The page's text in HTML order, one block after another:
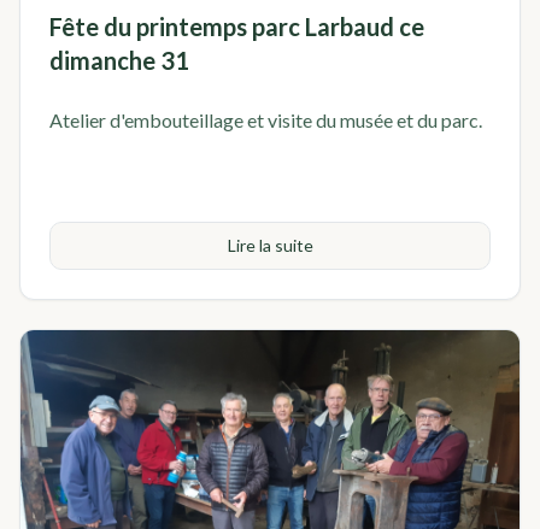
Fête du printemps parc Larbaud ce
dimanche 31
Atelier d'embouteillage et visite du musée et du parc.
Lire la suite